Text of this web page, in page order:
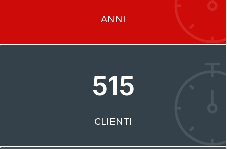
ANNI
515
CLIENTI